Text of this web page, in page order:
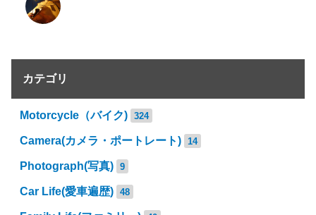
カテゴリ
Motorcycle（バイク) 324
Camera(カメラ・ポートレート) 14
Photograph(写真) 9
Car Life(愛車遍歴) 48